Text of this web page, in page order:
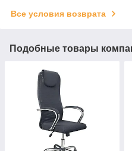
Все условия возврата
Подобные товары